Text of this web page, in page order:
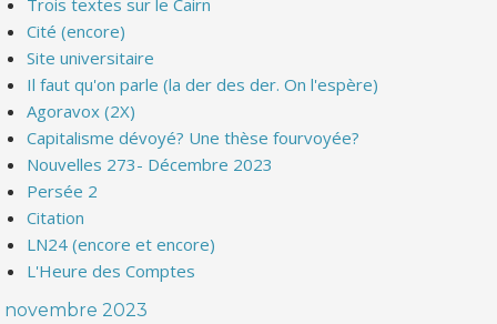
Trois textes sur le Cairn
Cité (encore)
Site universitaire
Il faut qu'on parle (la der des der. On l'espère)
Agoravox (2X)
Capitalisme dévoyé? Une thèse fourvoyée?
Nouvelles 273- Décembre 2023
Persée 2
Citation
LN24 (encore et encore)
L'Heure des Comptes
novembre 2023